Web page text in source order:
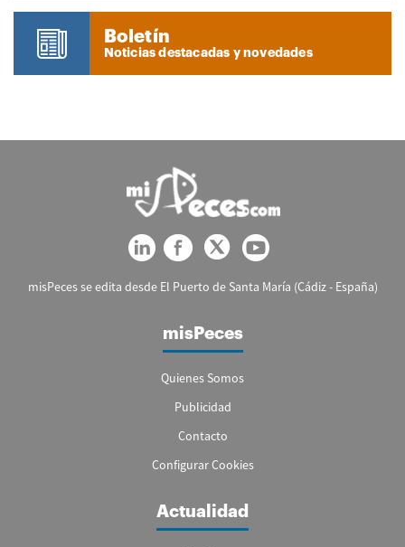
Boletín
Noticias destacadas y novedades
misPeces se edita desde El Puerto de Santa María (Cádiz - España)
misPeces
Quienes Somos
Publicidad
Contacto
Configurar Cookies
Actualidad